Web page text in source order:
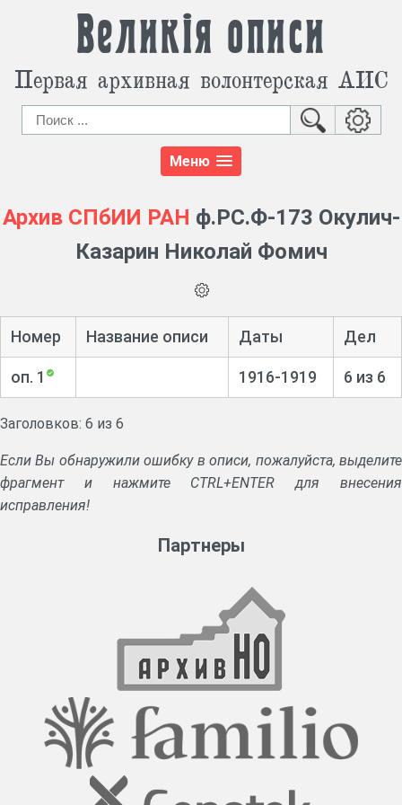
Великія описи
Первая архивная волонтерская АИС
Меню
Архив СПбИИ РАН ф.РС.Ф-173 Окулич-
Казарин Николай Фомич
Номер Название описи Даты Дел
оп. 1 1916-1919 6 из 6
Заголовков: 6 из 6
Если Вы обнаружили ошибку в описи, пожалуйста, выделите
фрагмент и нажмите CTRL+ENTER для внесения
исправления!
Партнеры